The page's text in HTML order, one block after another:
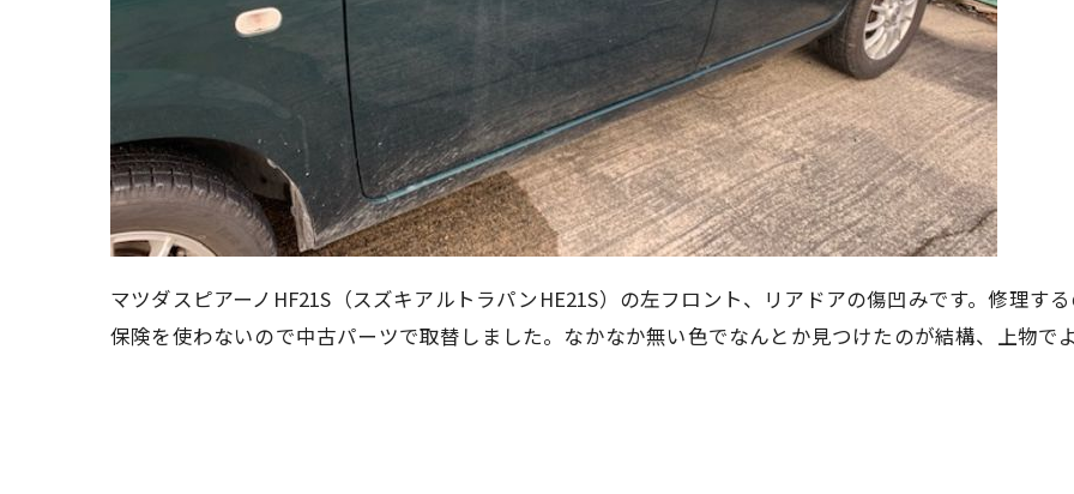
マツダスピアーノHF21S（スズキアルトラパンHE21S）の左フロント、リアドアの傷凹みです。修理する
保険を使わないので中古パーツで取替しました。なかなか無い色でなんとか見つけたのが結構、上物でよ